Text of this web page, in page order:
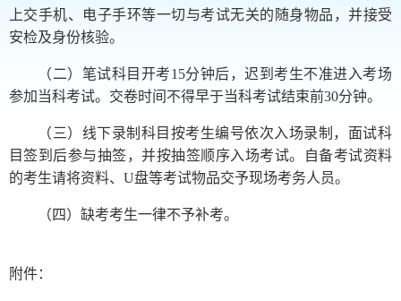
上交手机、电子手环等一切与考试无关的随身物品，并接受
安检及身份核验。
（二）笔试科目开考15分钟后，迟到考生不准进入考场
参加当科考试。交卷时间不得早于当科考试结束前30分钟。
（三）线下录制科目按考生编号依次入场录制，面试科
目签到后参与抽签，并按抽签顺序入场考试。自备考试资料
的考生请将资料、U盘等考试物品交予现场考务人员。
（四）缺考考生一律不予补考。
附件：